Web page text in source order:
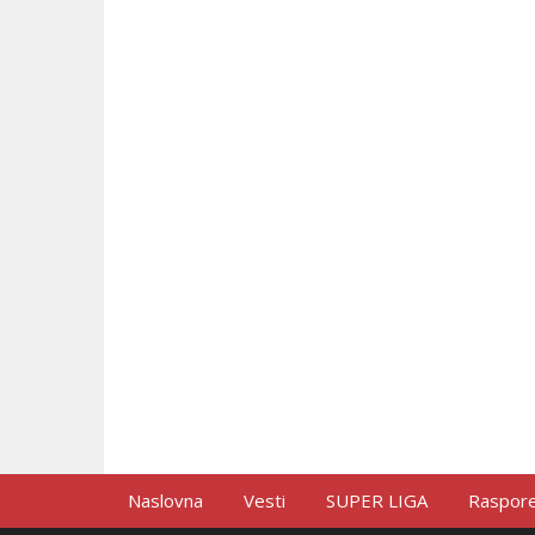
Naslovna Vesti SUPER LIGA